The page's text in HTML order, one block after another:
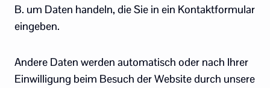
B. um Daten handeln, die Sie in ein Kontaktformular
eingeben.
Andere Daten werden automatisch oder nach Ihrer
Einwilligung beim Besuch der Website durch unsere